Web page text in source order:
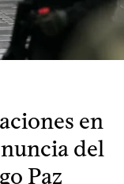
en
del
Paz